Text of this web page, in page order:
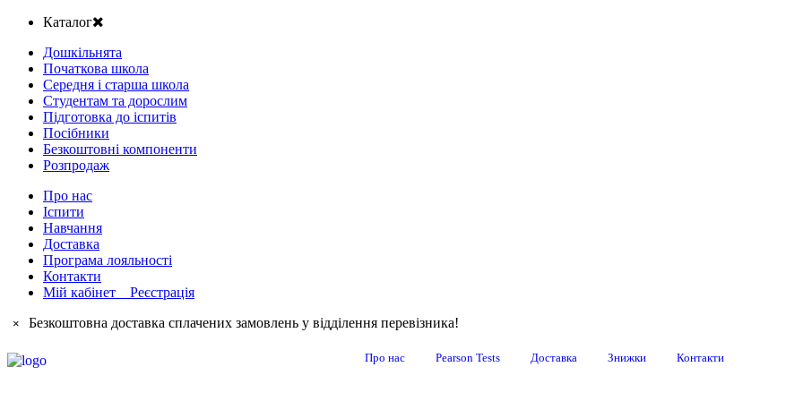
Каталог
Дошкільнята
Початкова школа
Середня і старша школа
Студентам та дорослим
Підготовка до іспитів
Посібники
Безкоштовні компоненти
Розпродаж
Про нас
Іспити
Навчання
Доставка
Програма лояльності
Контакти
Мій кабінет Реєстрація
× Безкоштовна доставка сплачених замовлень у відділення перевізника!
Про нас Pearson Tests Доставка Знижки Контакти